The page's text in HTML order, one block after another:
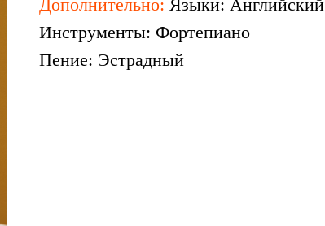
Дополнительно: Языки: Английский
Инструменты: Фортепиано
Пение: Эстрадный